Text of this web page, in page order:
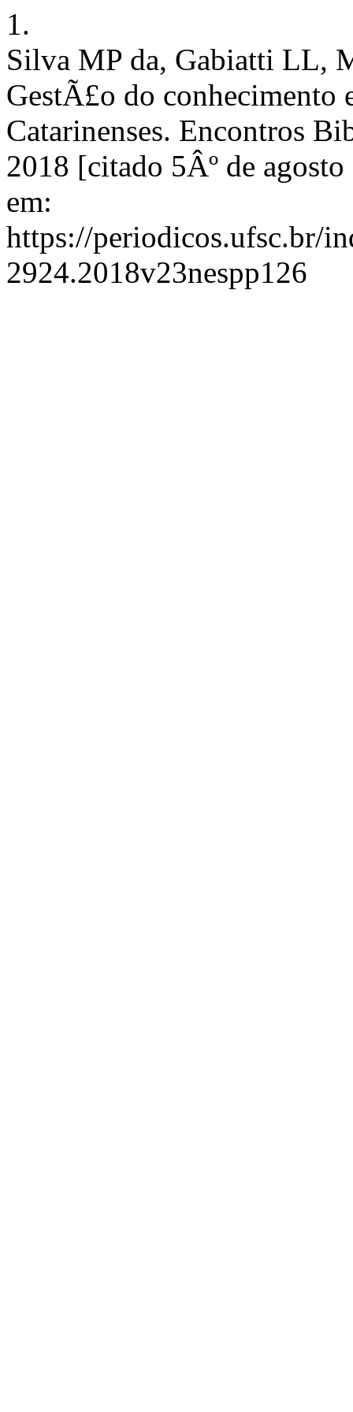
1.
Silva MP da, Gabiatti LL,
GestÃ£o do conhecimento
Catarinenses. Encontros
2018 [citado 5Âº de
em:
https://periodicos.ufsc.br/
2924.2018v23nespp126